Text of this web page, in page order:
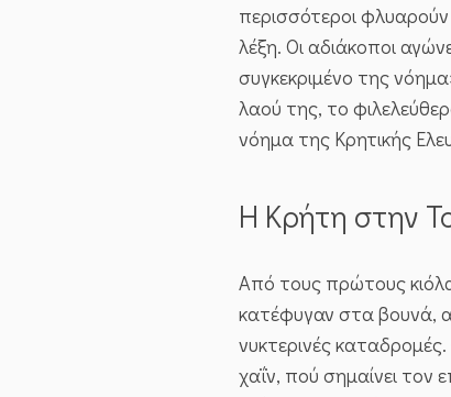
περισσότεροι φλυαρούν
λέξη. Οι αδιάκοποι
συγκεκριμένο της
λαού της, το
νόημα της Κρητικής
Η Κρήτη στην
Από τους πρώτους
κατέφυγαν στα βουνά,
νυκτερινές
χαΐν, πού σημαίνει τον